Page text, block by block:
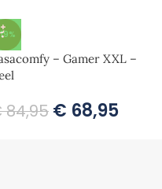
– Gamer XXL –
84,95 € 68,95